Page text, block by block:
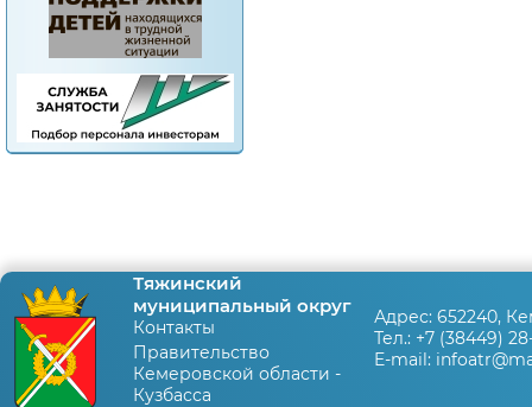
Тяжинский
муниципальный округ
Контакты
Правительство
Кемеровской области -
Кузбасса
Адрес: 652240,
Тел.: +7 (38449)
E-mail: